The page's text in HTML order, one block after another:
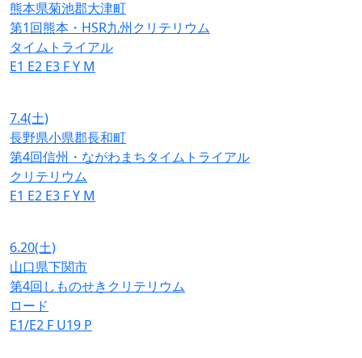
熊本県菊池郡大津町
第1回熊本・HSR九州クリテリウム
タイムトライアル
E1 E2 E3 FY M
7.4(土)
長野県小県郡長和町
第4回信州・ながわまちタイムトライアル
クリテリウム
E1 E2 E3 FY M
6.20(土)
山口県下関市
第4回しものせきクリテリウム
ロード
E1/E2 F U19 P